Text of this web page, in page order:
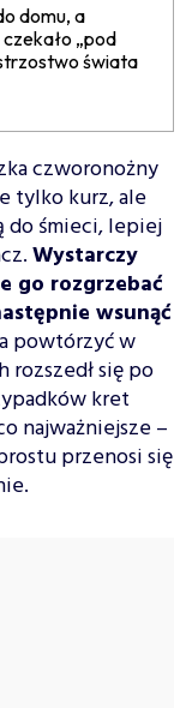
domu, a
„pod
świata
czworonożny
tylko kurz, ale
do śmieci, lepiej
Wystarczy
go rozgrzebać
wsunąć
powtórzyć w
rozszedł się po
kret
najważniejsze –
przenosi się